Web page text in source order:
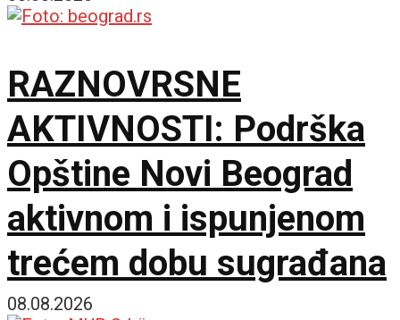
RAZNOVRSNE
AKTIVNOSTI: Podrška
Opštine Novi Beograd
aktivnom i ispunjenom
trećem dobu sugrađana
08.08.2026